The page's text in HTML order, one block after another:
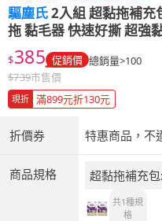
驅塵氏2入組 超黏拖補充
拖 黏毛器 快速好撕 超強
$385 促銷價 總銷量>100
$739市售價
現折 滿899元折130元
折價券 特惠商品，不
商品規格 超黏拖補充
共1種規
格